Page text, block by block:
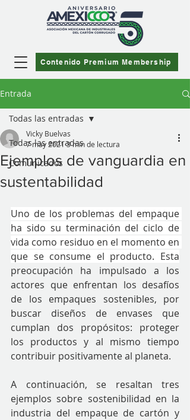
Contenido Premium Membership
Entrada
Todas las entradas
Comunicados
Todas las entradas
Ejemplos de vanguardia en
sustentabilidad
Vicky Buelvas
7 may 20213 min de lectura
Uno de los problemas del empaque
ha sido su terminación del ciclo de
vida como residuo en el momento en
que se consume el producto. Esta
preocupación ha impulsado a los
actores que enfrentan los desafíos
de los empaques sostenibles, por
buscar diseños de envases que
cumplan dos propósitos: proteger
los productos y al mismo tiempo
contribuir positivamente al planeta.
A continuación, se resaltan tres
ejemplos sobre sostenibilidad en la
industria del empaque de cartón y